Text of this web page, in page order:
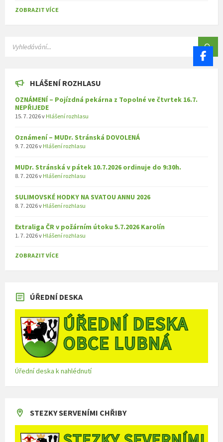
ZOBRAZIT VÍCE
HLÁŠENÍ ROZHLASU
OZNÁMENÍ – Pojízdná pekárna z Topolné ve čtvrtek 16.7.
NEPŘIJEDE
15. 7. 2026v Hlášení rozhlasu
Oznámení – MUDr. Stránská DOVOLENÁ
9. 7. 2026v Hlášení rozhlasu
MUDr. Stránská v pátek 10.7.2026 ordinuje do 9:30h.
8. 7. 2026v Hlášení rozhlasu
SULIMOVSKÉ HODKY NA SVATOU ANNU 2026
8. 7. 2026v Hlášení rozhlasu
Extraliga ČR v požárním útoku 5.7.2026 Karolín
1. 7. 2026v Hlášení rozhlasu
ZOBRAZIT VÍCE
ÚŘEDNÍ DESKA
Úřední deska k nahlédnutí
STEZKY SERVENÍMI CHŘIBY